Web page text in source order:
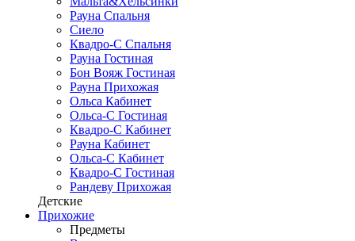
Рауна Спальня
Сиело
Квадро-С Спальня
Рауна Гостиная
Бон Вояж Гостиная
Рауна Прихожая
Ольса Кабинет
Ольса-С Гостиная
Квадро-С Кабинет
Рауна Кабинет
Ольса-С Кабинет
Квадро-С Гостиная
Рандеву Прихожая
Детские
Прихожие
Предметы